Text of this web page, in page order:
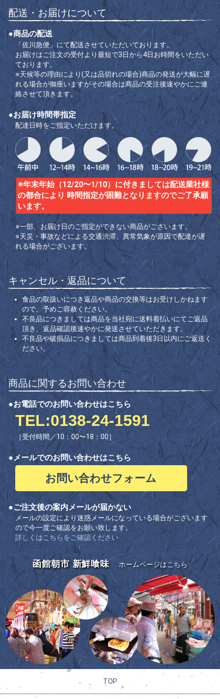
配送・お届けについて
●商品の配送
「佐川急便」にて配送させていただいております。
お届けはご注文の受付より最短で3日から4日お時間をいただい
ております。
※天候等の理由により(又は品切れの場合)商品の発送が大幅に遅
れる場合が御座いますがその場合は商品の受注後速やかにご連
絡させて頂きます。
●お届け時間帯指定
配達日時をご指定いただけます。
※年末年始（12/20〜1/10）に付きましては配送業社様
の都合により 時間指定が困難となりますのでご了承願
います。
※一部、お届け日のご指定ができない商品がございます。
※天災・事故などによる交通渋滞、異常気象が原因で配達が遅
れる場合がございます。
キャンセル・返品について
食品の取扱いにつき返品や商品の交換等はお受けしかねます
ので、予めご容赦ください。
不良品につきましては商品を当社宛に送料着払いにてご返品
頂き、返品確認後速やかに発送させていただきます。
不良品や破損品につきましては商品到着後3日以内にご返送く
ださい。
商品に関するお問い合わせ
●お電話でのお問い合わせはこちら
TEL:0138-24-1591
［受付時間／10：00〜18：00］
●メールでのお問い合わせはこちら
お問い合わせフォーム
●ご注文後の案内メールが届かない
メールの設定により迷惑メールになっている場合がございます
ので今一度ご確認をお願い致します。
詳しくはこちらをご確認ください
函館朝市 新鮮喰味 ホームページはこちら
TOP